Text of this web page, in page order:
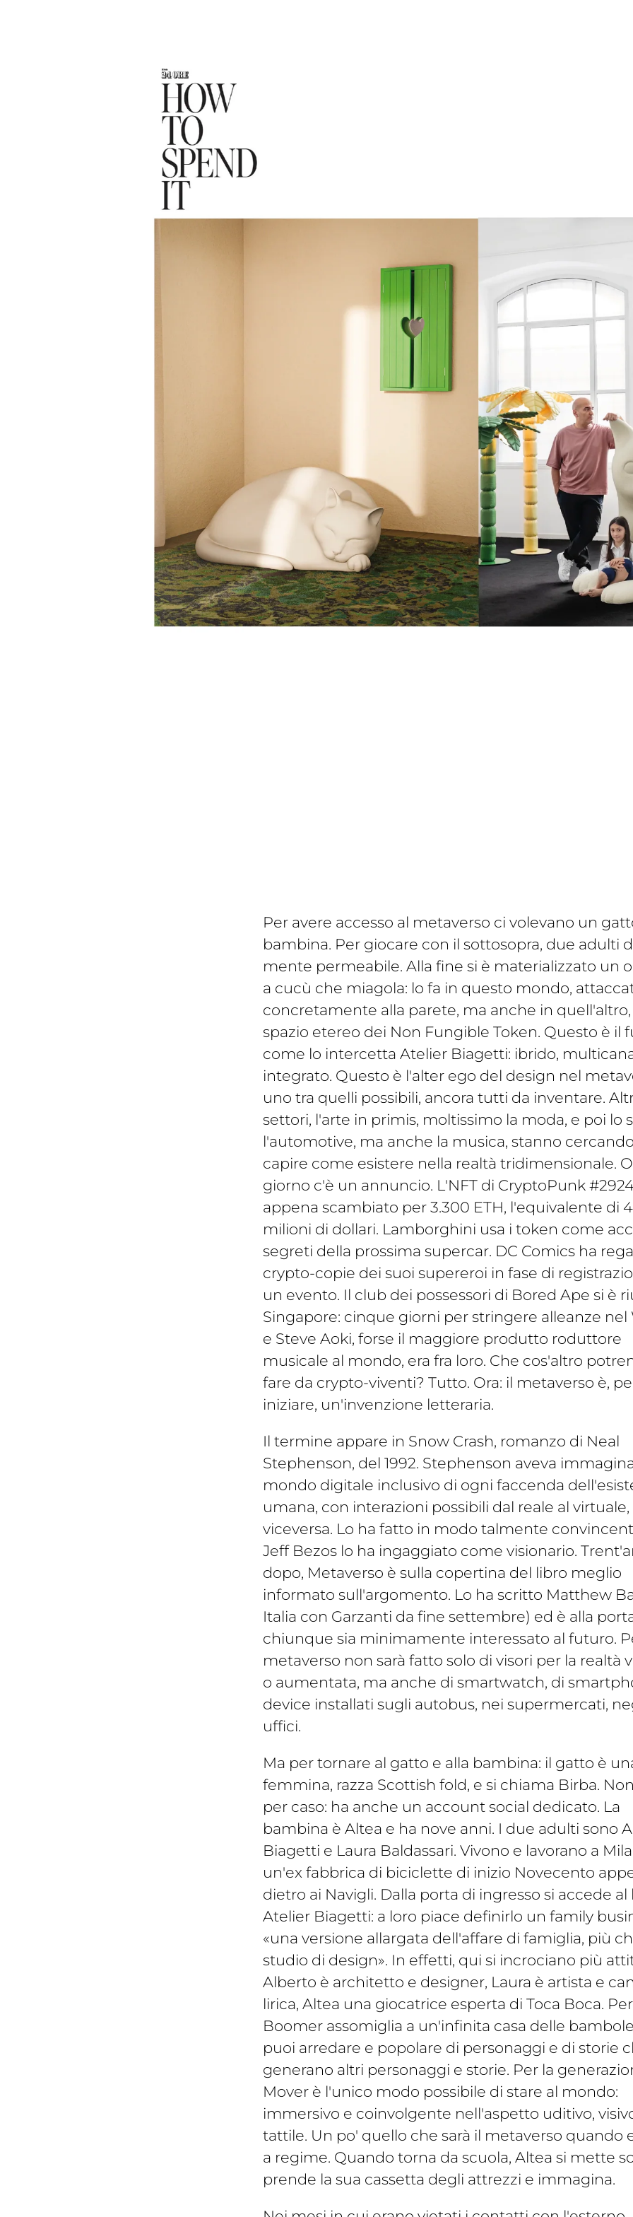
Per avere accesso al metaverso ci volevano un
bambina. Per giocare con il sottosopra, due adulti
mente permeabile. Alla fine si è materializzato un
a cucù che miagola: lo fa in questo mondo,
concretamente alla parete, ma anche in
spazio etereo dei Non Fungible Token. Questo è il
come lo intercetta Atelier Biagetti: ibrido,
integrato. Questo è l'alter ego del design nel
uno tra quelli possibili, ancora tutti da inventare.
settori, l'arte in primis, moltissimo la moda, e poi lo
l'automotive, ma anche la musica, stanno
capire come esistere nella realtà tridimensionale.
giorno c'è un annuncio. L'NFT di CryptoPunk
appena scambiato per 3.300 ETH, l'equivalente di
milioni di dollari. Lamborghini usa i token come
segreti della prossima supercar. DC Comics ha
crypto-copie dei suoi supereroi in fase di
un evento. Il club dei possessori di Bored Ape si è
Singapore: cinque giorni per stringere alleanze nel
e Steve Aoki, forse il maggiore produtto roduttore
musicale al mondo, era fra loro. Che cos'altro
fare da crypto-viventi? Tutto. Ora: il metaverso è,
iniziare, un'invenzione letteraria.
Il termine appare in Snow Crash, romanzo di Neal
Stephenson, del 1992. Stephenson aveva
mondo digitale inclusivo di ogni faccenda
umana, con interazioni possibili dal reale al virtuale,
viceversa. Lo ha fatto in modo talmente
Jeff Bezos lo ha ingaggiato come visionario.
dopo, Metaverso è sulla copertina del libro meglio
informato sull'argomento. Lo ha scritto Matthew
Italia con Garzanti da fine settembre) ed è alla
chiunque sia minimamente interessato al futuro.
metaverso non sarà fatto solo di visori per la realtà
o aumentata, ma anche di smartwatch, di
device installati sugli autobus, nei supermercati,
uffici.
Ma per tornare al gatto e alla bambina: il gatto è
femmina, razza Scottish fold, e si chiama Birba.
per caso: ha anche un account social dedicato. La
bambina è Altea e ha nove anni. I due adulti sono
Biagetti e Laura Baldassari. Vivono e lavorano a
un'ex fabbrica di biciclette di inizio Novecento
dietro ai Navigli. Dalla porta di ingresso si accede al
Atelier Biagetti: a loro piace definirlo un family
«una versione allargata dell'affare di famiglia, più
studio di design». In effetti, qui si incrociano più
Alberto è architetto e designer, Laura è artista e
lirica, Altea una giocatrice esperta di Toca Boca.
Boomer assomiglia a un'infinita casa delle
puoi arredare e popolare di personaggi e di storie
generano altri personaggi e storie. Per la
Mover è l'unico modo possibile di stare al mondo:
immersivo e coinvolgente nell'aspetto uditivo,
tattile. Un po' quello che sarà il metaverso quando
a regime. Quando torna da scuola, Altea si mette
prende la sua cassetta degli attrezzi e immagina.